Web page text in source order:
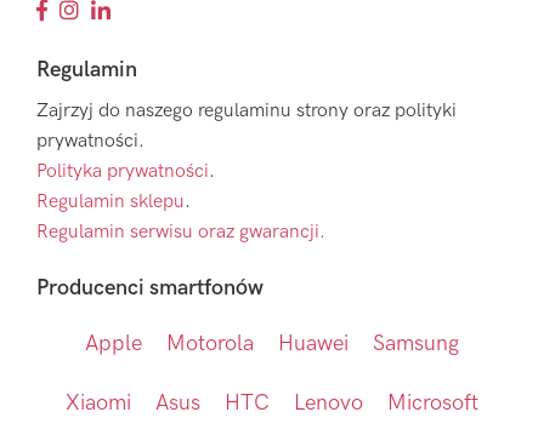
Regulamin
Zajrzyj do naszego regulaminu strony oraz polityki
prywatności.
Polityka prywatności.
Regulamin sklepu.
Regulamin serwisu oraz gwarancji.
Producenci smartfonów
Apple Motorola Huawei Samsung
Xiaomi Asus HTC Lenovo Microsoft